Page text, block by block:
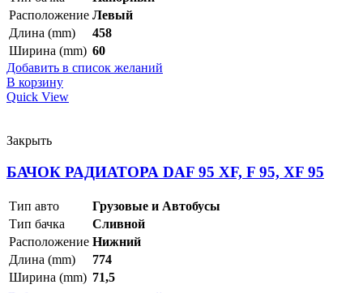
Расположение Левый
Длина (mm)
458
Ширина (mm) 60
Добавить в список желаний
В корзину
Quick View
Закрыть
БАЧОК РАДИАТОРА DAF 95 XF, F 95, XF 95
Тип авто
Грузовые и Автобусы
Тип бачка
Сливной
Расположение Нижний
Длина (mm)
774
Ширина (mm) 71,5